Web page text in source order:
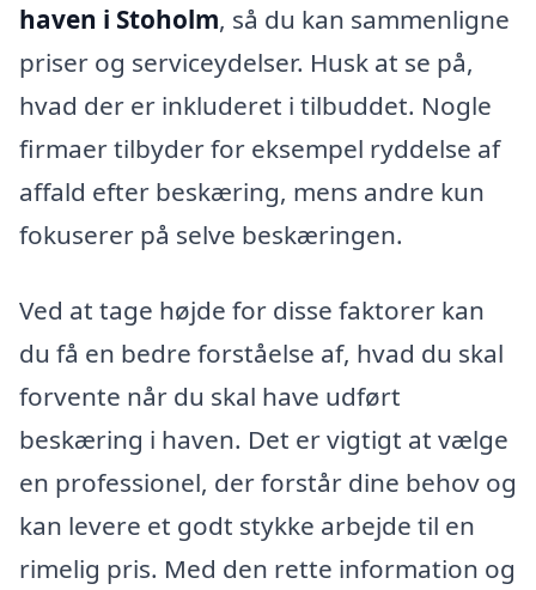
haven i Stoholm, så du kan sammenligne
priser og serviceydelser. Husk at se på,
hvad der er inkluderet i tilbuddet. Nogle
firmaer tilbyder for eksempel ryddelse af
affald efter beskæring, mens andre kun
fokuserer på selve beskæringen.
Ved at tage højde for disse faktorer kan
du få en bedre forståelse af, hvad du skal
forvente når du skal have udført
beskæring i haven. Det er vigtigt at vælge
en professionel, der forstår dine behov og
kan levere et godt stykke arbejde til en
rimelig pris. Med den rette information og